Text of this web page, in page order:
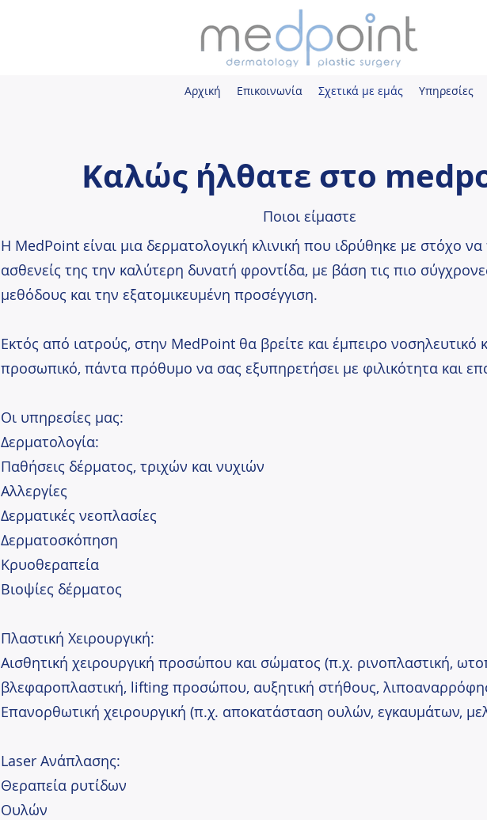
Αρχική Επικοινωνία Σχετικά με εμάς Υπηρεσίες
Καλώς ήλθατε στο
Ποιοι είμαστε
Η MedPoint είναι μια δερματολογική κλινική που ιδρύθηκε με στόχο
ασθενείς της την καλύτερη δυνατή φροντίδα, με βάση τις πιο
μεθόδους και την εξατομικευμένη προσέγγιση.
Εκτός από ιατρούς, στην MedPoint θα βρείτε και έμπειρο νοσηλευτικό
προσωπικό, πάντα πρόθυμο να σας εξυπηρετήσει με φιλικότητα και
Οι υπηρεσίες μας:
Δερματολογία:
Παθήσεις δέρματος, τριχών και νυχιών
Αλλεργίες
Δερματικές νεοπλασίες
Δερματοσκόπηση
Κρυοθεραπεία
Βιοψίες δέρματος
Πλαστική Χειρουργική:
Αισθητική χειρουργική προσώπου και σώματος (π.χ. ρινοπλαστική,
βλεφαροπλαστική, lifting προσώπου, αυξητική στήθους,
Επανορθωτική χειρουργική (π.χ. αποκατάσταση ουλών, εγκαυμάτων,
Laser Ανάπλασης:
Θεραπεία ρυτίδων
Ουλών